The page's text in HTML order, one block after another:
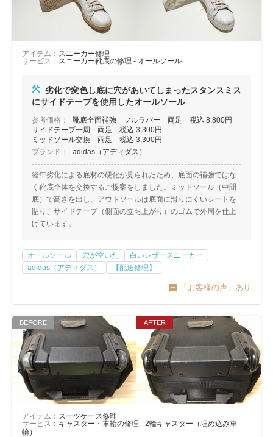
アイテム： スニーカー修理
サービス： スニーカー靴底の修理 - オールソール
劣化で変色し底に穴があいてしまったスタンスミス
にサイドテープを使用したオールソール
参考価格：
靴底全面補強 フルラバー 両足 税込 8,800円
サイドテープ一周 両足 税込 3,300円
ミッドソール交換 両足 税込 3,300円
ブランド：
adidas（アディダス）
経年劣化による底材の硬化が見られたため、底面の補強ではな
く靴底全体を交換するご提案をしました。ミッドソール（中間
底）で高さを出し、アウトソールは底面に滑りにくいシートを
貼り、サイドテープ（側面の立ち上がり）のゴムで外周を仕上
げています。
オールソール 穴が空いた
白いレザースニーカー
adidas（アディダス）
【配送修理】
「お客様の声」あり
アイテム： スーツケース修理
サービス： キャスター・車輪の修理 - 2輪キャスター（埋め込み車
輪）